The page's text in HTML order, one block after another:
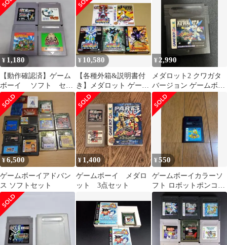
フト7本
¥ 1,180
【動作確認済】ゲーム
ボーイ ソフト セッ
ト ①
¥ 10,580
【各種外箱&説明書付
き】メダロット ゲーム
ボーイ 5点セット GB
¥ 2,990
メダロット2 クワガタ
バージョン ゲームボー
イカラー ソフト
¥6,500
ゲームボーイアドバン
ス ソフトセット
¥1,400
ゲームボーイ メダロ
ット 3点セット
¥550
ゲームボーイカラーソ
フト ロボットポンコッ
ツ スターバージョン ソ
フトのみ